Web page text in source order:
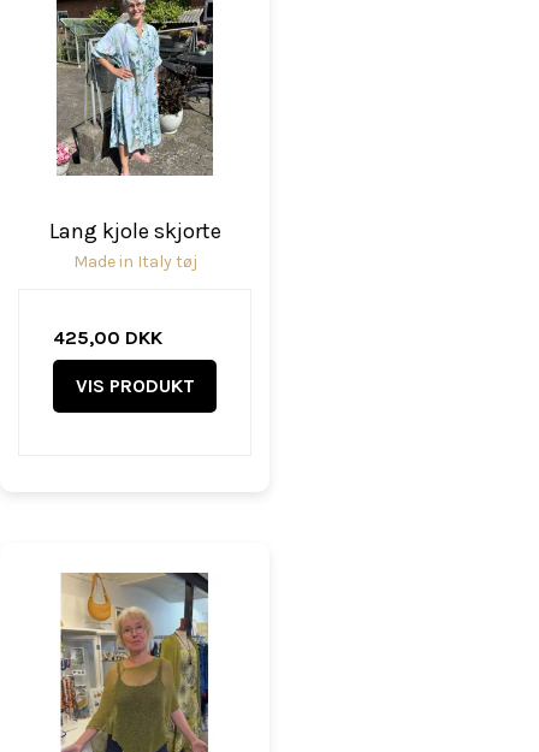
Lang kjole skjorte
Made in Italy tøj
425,00 DKK
VIS PRODUKT